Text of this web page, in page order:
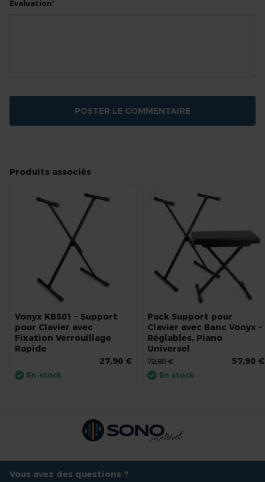
Evaluation
POSTER LE COMMENTAIRE
Produits associés
Vonyx KBS01 - Support
pour Clavier avec
Fixation Verrouillage
Rapide
27,90 €
En stock
Pack Support pour
Clavier avec Banc Vonyx -
Réglables, Piano
Universel
57,90 €
72,80 €
En stock
Vous avez des questions ?